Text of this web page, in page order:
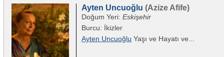
Ayten Uncuoğlu (Azize Afife)
Doğum Yeri:Eskişehir
Burcu: İkizler
Ayten UncuoğluYaşı ve Hayatı ve...